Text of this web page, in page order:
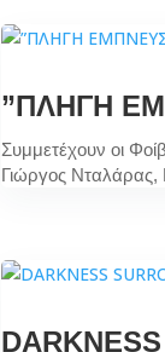
”ΠΛΗΓΗ
Συμμετέχουν οι
Γιώργος Νταλάρας,